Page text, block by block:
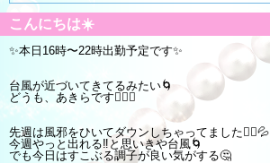
こんにちは☀️
✨本日16時〜22時出勤予定です✨
台風が近づいてきてるみたい🌀
どうも、あきらです🙋‍♀️✨
先週は風邪をひいてダウンしちゃってました🙇‍♀️💦
今週やっと出れる‼️と思いきや台風🌀
でも今日はすこぶる調子が良い気がする🤔